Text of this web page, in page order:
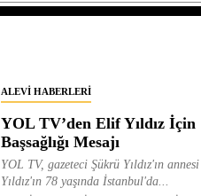
ALEVI HABERLERI
YOL TV’den Elif Yıldız İçin
Başsağlığı Mesajı
YOL TV, gazeteci Şükrü Yıldız'ın
Yıldız'ın 78 yaşında İstanbul'da...